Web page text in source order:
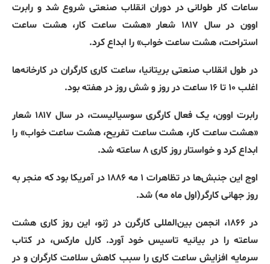
ساعات کار طولانی در دوران انقلاب صنعتی شروع شد و رابرت
اوون در سال ۱۸۱۷ شعار
«هشت ساعت کار، هشت ساعت
استراحت، هشت ساعت خواب»را ابداع کرد.
در طول انقلاب صنعتی بریتانیا، ساعت کاری کارگران در کارخانه‌ها
اغلب ۱۰ تا۱۶ ساعتدرروزوششروزدرهفتهبود.
رابرت اوون، یک فعال کارگری سوسیالیست، در سال ۱۸۱۷ شعار
«هشت ساعت کار، هشت ساعت تفریح، هشت ساعت خواب» را
ابداعکردوخواستارروزکاری۸ساعتهشد.
اوج این جنبش‌ها در تظاهرات ۱ مه ۱۸۸۶ در آمریکا بود که منجر به
روز جهانی کارگر‌(اول ماه مه) شد.
در ۱۸۶۶، انجمن بین‌المللی کارگرن در ژنو ، این روز کاری هشت
ساعته را در بیانیه تاسیس خود آورد.کارل مارکس، در کتاب
سرمایه افزایش ساعت کاری را سبب کاهش سلامت کارگران و در